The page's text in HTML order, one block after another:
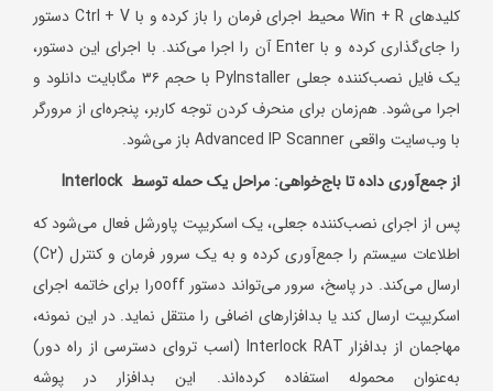
کلیدهای Win + R محیط اجرای فرمان را باز کرده و با Ctrl + V دستور
را جای‌گذاری کرده و با Enter آن را اجرا می‌کند. با اجرای این دستور،
یک فایل نصب‌کننده جعلی PyInstaller با حجم ۳۶ مگابایت دانلود و
اجرا می‌شود. هم‌زمان برای منحرف کردن توجه کاربر، پنجره‌ای از مرورگر
با وب‌سایت واقعی Advanced IP Scanner باز می‌شود.
از جمع‌آوری داده تا باج‌خواهی: مراحل یک حمله توسط Interlock
پس از اجرای نصب‌کننده جعلی، یک اسکریپت پاورشل فعال می‌شود که
اطلاعات سیستم را جمع‌آوری کرده و به یک سرور فرمان و کنترل (C2)
ارسال می‌کند. در پاسخ، سرور می‌تواند دستور ooffرا برای خاتمه اجرای
اسکریپت ارسال کند یا بدافزارهای اضافی را منتقل نماید. در این نمونه،
مهاجمان از بدافزار Interlock RAT (اسب تروای دسترسی از راه دور)
به‌عنوان محموله استفاده کرده‌اند. این بدافزار در پوشه